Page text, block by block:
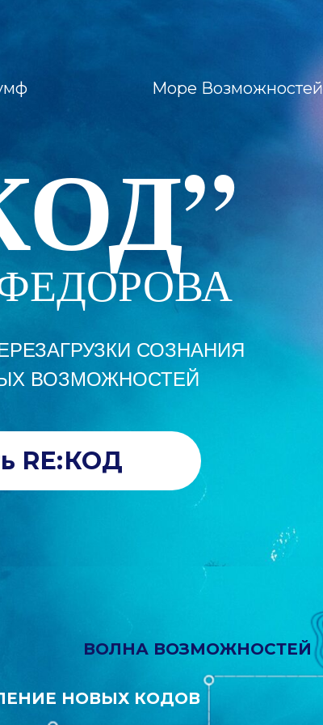
СОЗНАНИЯ
ВОЗМОЖНОСТЕЙ
RE:КОД
Море Возможностей
НОВЫХ КОДОВ
ВОЛНА ВОЗМОЖНОСТЕЙ